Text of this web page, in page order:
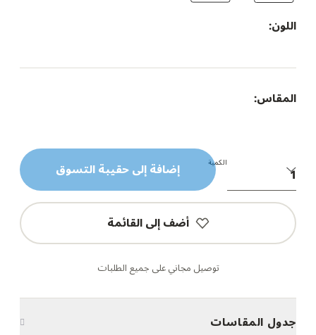
اللون:
المقاس:
الكمية إضافة إلى حقيبة التسوق
أضف إلى القائمة
توصيل مجاني على جميع الطلبات
جدول المقاسات